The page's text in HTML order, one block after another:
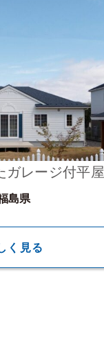
ガレージ付平屋
島県
く見る